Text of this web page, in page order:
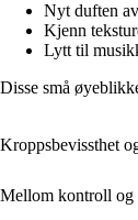
Nyt duften
Kjenn
Lytt til
Disse små
Kroppsbevissthet
Mellom kontroll og